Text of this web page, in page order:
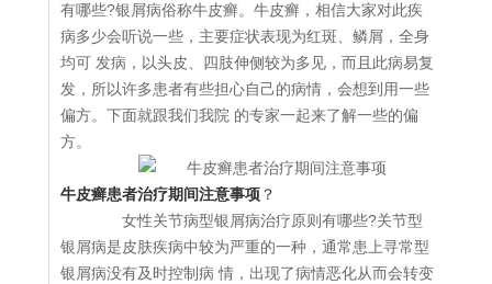
有哪些?银屑病俗称牛皮癣。牛皮癣，相信大家对此疾
病多少会听说一些，主要症状表现为红斑、鳞屑，全身
均可 发病，以头皮、四肢伸侧较为多见，而且此病易复
发，所以许多患者有些担心自己的病情，会想到用一些
偏方。下面就跟我们我院 的专家一起来了解一些的偏
方。
牛皮癣患者治疗期间注意事项 ？
女性关节病型银屑病治疗原则有哪些?关节型
银屑病是皮肤疾病中较为严重的一种，通常患上寻常型
银屑病没有及时控制病 情，出现了病情恶化从而会转变